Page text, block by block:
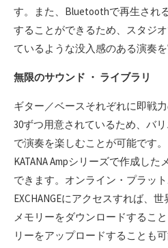
す。また、Bluetoothで再生され
することができるため、スタジ
ているような没入感のある演奏を
無限のサウンド ・ ライブラリ
ギター／ベースそれぞれに即戦
30ずつ用意されているため、バ
で演奏を楽しむことが可能です。
KATANA Ampシリーズで作成し
できます。オンライン・プラット
EXCHANGEにアクセスすれば、
メモリーをダウンロードするこ
リーをアップロードすることも可